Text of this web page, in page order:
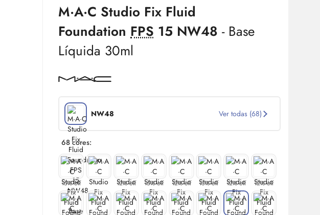
M·A·C Studio Fix Fluid
Foundation FPS 15 NW48 - Base
Líquida 30ml
NW48 Ver todas (68)
68 cores:
15% off 12% off 15% off 12% off 13% off 12% off 12% off